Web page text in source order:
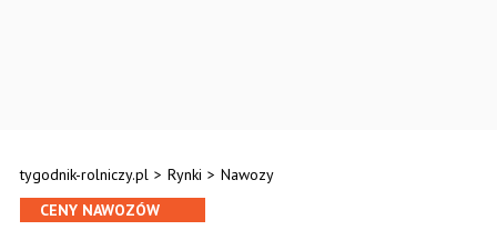
tygodnik-rolniczy.pl > Rynki > Nawozy
CENY NAWOZÓW